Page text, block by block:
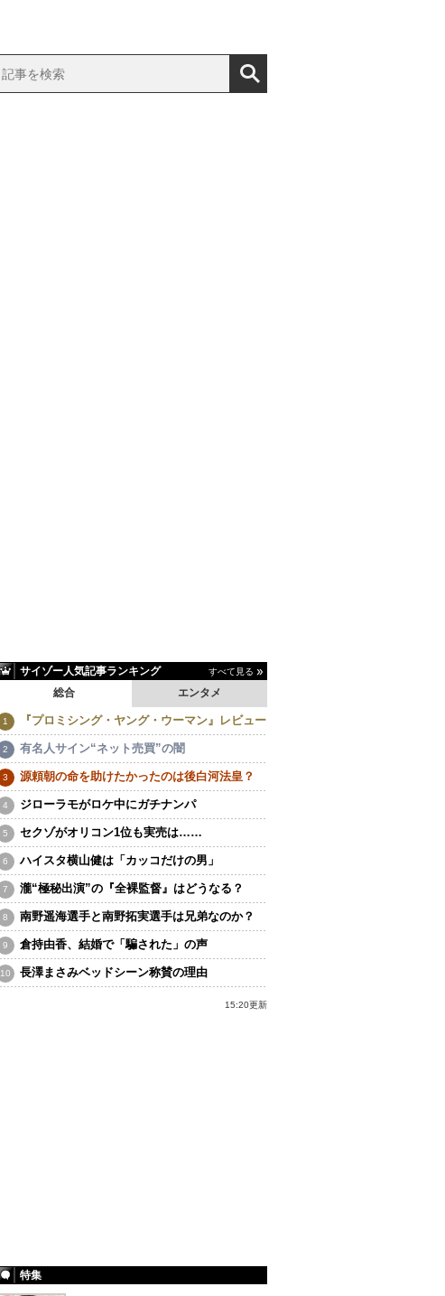
サイゾー人気記事ランキング すべて見る
エンタメ
総合
『プロミシング・ヤング・ウーマン』レビュー
有名人サイン“ネット売買”の闇
源頼朝の命を助けたかったのは後白河法皇？
ジローラモがロケ中にガチナンパ
セクゾがオリコン1位も実売は……
ハイスタ横山健は「カッコだけの男」
瀧“極秘出演”の『全裸監督』はどうなる？
南野遥海選手と南野拓実選手は兄弟なのか？
倉持由香、結婚で「騙された」の声
長澤まさみベッドシーン称賛の理由
15:20更新
特集